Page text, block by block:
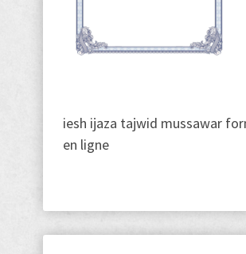
iesh ijaza tajwid mussawar
en ligne